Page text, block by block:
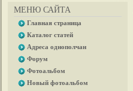
МЕНЮ САЙТА
Главная страница
Каталог статей
Адреса однополчан
Форум
Фотоальбом
Новый фотоальбом